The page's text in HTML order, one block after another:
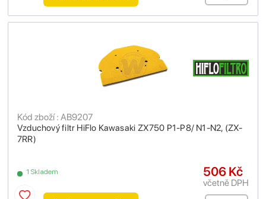
Vzduchový filtr HiFlo Kawasaki ZX750 P1-P8/ N1-N2, (ZX-
7RR)
Kód zboží : AB9207
1 Skladem 506 Kč
včetně DPH